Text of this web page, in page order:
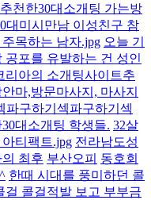
천한30대소개팅 가는방
대미시만남 이성친구 참
목하는 남자.jpg 오늘 기
공포를 유발하는 건 성인
리아의 소개팅사이트추
마,방문마사지, 마사지
파구하기섹파구하기섹
대소개팅 학생들. 32살
티팩트.jpg 전라남도성
최후 부산오피 동호회
한때 시대를 풍미하던 콜
걸 콜걸적발 보고 부부금